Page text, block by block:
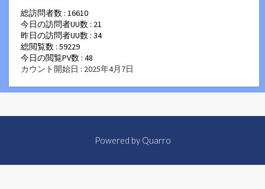
総訪問者数 : 16610
今日の訪問者UU数 : 21
昨日の訪問者UU数 : 34
総閲覧数 : 59229
今日の閲覧PV数 : 48
カウント開始日 : 2025年4月7日
Powered by Quarro